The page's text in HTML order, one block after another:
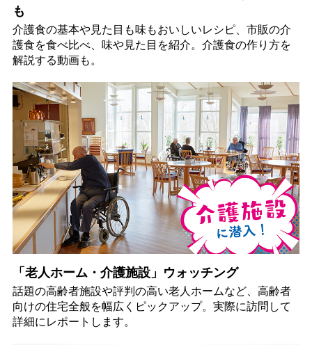
も
介護食の基本や見た目も味もおいしいレシピ、市販の介
護食を食べ比べ、味や見た目を紹介。介護食の作り方を
解説する動画も。
「老人ホーム・介護施設」ウォッチング
話題の高齢者施設や評判の高い老人ホームなど、高齢者
向けの住宅全般を幅広くピックアップ。実際に訪問して
詳細にレポートします。